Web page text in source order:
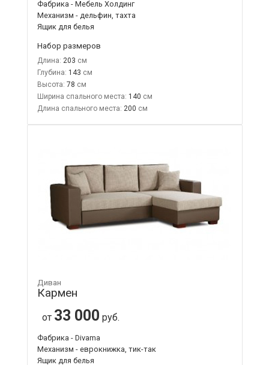
Фабрика - Мебель Холдинг
Механизм - дельфин, тахта
Ящик для белья
Набор размеров
Длина: 203
Глубина: 143
Высота: 78
Ширина спального места: 140
Длина спального места: 200
Диван
Кармен
от 33 000 руб.
Фабрика - Divama
Механизм - еврокнижка, тик-так
Ящик для белья